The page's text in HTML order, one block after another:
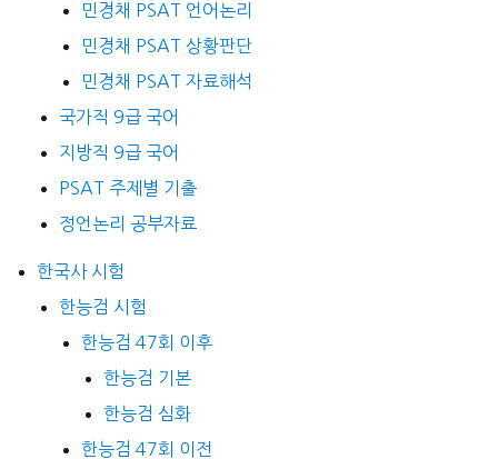
민경채 PSAT 언어논리
민경채 PSAT 상황판단
민경채 PSAT 자료해석
국가직 9급 국어
지방직 9급 국어
PSAT 주제별 기출
정언논리 공부자료
한국사 시험
한능검 시험
한능검 47회 이후
한능검 기본
한능검 심화
한능검 47회 이전